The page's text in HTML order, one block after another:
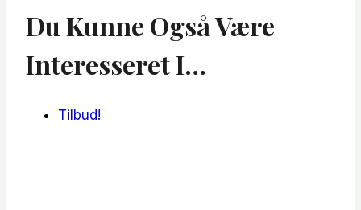
Du Kunne Også Være
Interesseret I…
Tilbud!